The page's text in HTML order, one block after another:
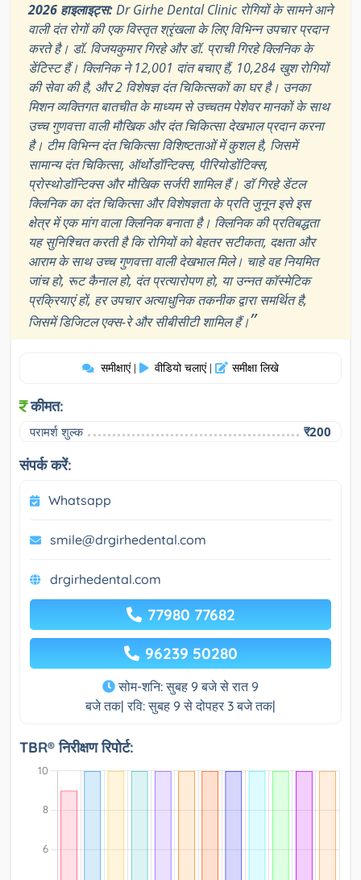
2026 हाइलाइट्स:Dr Girhe Dental Clinic रोगियों के सामने आने
वाली दंत रोगों की एक विस्तृत श्रृंखला के लिए विभिन्न उपचार प्रदान
करते है। डॉ. विजयकुमार गिरहे और डॉ. प्राची गिरहे क्लिनिक के
डेंटिस्ट हैं। क्लिनिक ने 12,001 दांत बचाए हैं, 10,284 खुश रोगियों
की सेवा की है, और 2 विशेषज्ञ दंत चिकित्सकों का घर है। उनका
मिशन व्यक्तिगत बातचीत के माध्यम से उच्चतम पेशेवर मानकों के साथ
उच्च गुणवत्ता वाली मौखिक और दंत चिकित्सा देखभाल प्रदान करना
है। टीम विभिन्न दंत चिकित्सा विशिष्टताओं में कुशल है, जिसमें
सामान्य दंत चिकित्सा, ऑर्थोडॉन्टिक्स, पीरियोडोंटिक्स,
प्रोस्थोडॉन्टिक्स और मौखिक सर्जरी शामिल हैं। डॉ गिरहे डेंटल
क्लिनिक का दंत चिकित्सा और विशेषज्ञता के प्रति जुनून इसे इस
क्षेत्र में एक मांग वाला क्लिनिक बनाता है। क्लिनिक की प्रतिबद्धता
यह सुनिश्चित करती है कि रोगियों को बेहतर सटीकता, दक्षता और
आराम के साथ उच्च गुणवत्ता वाली देखभाल मिले। चाहे वह नियमित
जांच हो, रूट कैनाल हो, दंत प्रत्यारोपण हो, या उन्नत कॉस्मेटिक
प्रक्रियाएं हों, हर उपचार अत्याधुनिक तकनीक द्वारा समर्थित है,
जिसमें डिजिटल एक्स-रे और सीबीसीटी शामिल हैं।”
समीक्षाएं | वीडियो चलाएं | समीक्षा लिखे
कीमत:
परामर्श शुल्क ₹200
संपर्क करें:
Whatsapp
smile@drgirhedental.com
drgirhedental.com
77980 77682
96239 50280
सोम-शनि: सुबह 9 बजे से रात 9
बजे तक| रवि: सुबह 9 से दोपहर 3 बजे तक|
TBR® निरीक्षण रिपोर्ट: